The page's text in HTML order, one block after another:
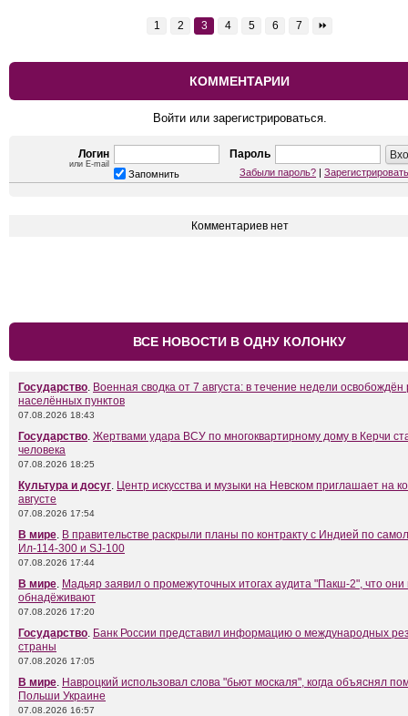
1 2 3 4 5 6 7 ⏩
КОММЕНТАРИИ
Войти или зарегистрироваться.
Логин
или E-mail
Пароль
Запомнить Забыли пароль? |
Комментариев нет
ВСЕ НОВОСТИ В ОДНУ КОЛОНКУ
Государство. Военная сводка от 7 августа: в течение недели освобождён
населённых пунктов
07.08.2026 18:43
Государство. Жертвами удара ВСУ по многоквартирному дому в Керчи
человека
07.08.2026 18:25
Культура и досуг. Центр искусства и музыки на Невском приглашает на
августе
07.08.2026 17:54
В мире. В правительстве раскрыли планы по контракту с Индией по
Ил-114-300 и SJ-100
07.08.2026 17:44
В мире. Мадьяр заявил о промежуточных итогах аудита "Пакш-2", что они
обнадёживают
07.08.2026 17:20
Государство. Банк России представил информацию о международных
страны
07.08.2026 17:05
В мире. Навроцкий использовал слова "бьют москаля", когда объяснял
Польши Украине
07.08.2026 16:57